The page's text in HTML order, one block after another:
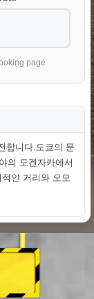
page
합니다.도쿄의 문
의 도겐자카에서
인 거리와 오모